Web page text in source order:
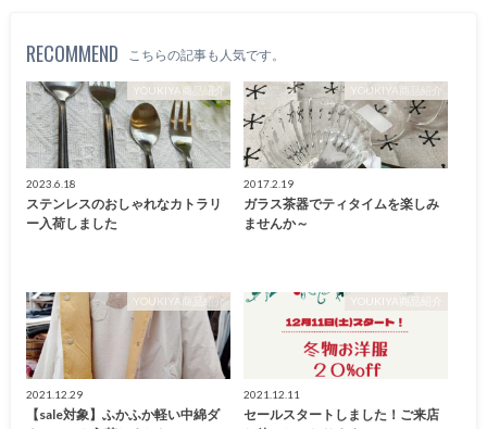
RECOMMEND こちらの記事も人気です。
YOUKIYA商品紹介
2023.6.18
ステンレスのおしゃれなカトラリ
ー入荷しました
YOUKIYA商品紹介
2017.2.19
ガラス茶器でティタイムを楽しみ
ませんか～
YOUKIYA商品紹介
2021.12.29
【sale対象】ふかふか軽い中綿ダ
YOUKIYA商品紹介
2021.12.11
セールスタートしました！ご来店